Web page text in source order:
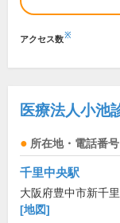
アクセス数※
医療法人小池
所在地・電話番号
千里中央駅
大阪府豊中市新千
[地図]